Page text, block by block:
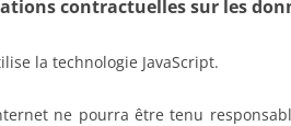
contractuelles sur les
la technologie JavaScript.
ne pourra être tenu